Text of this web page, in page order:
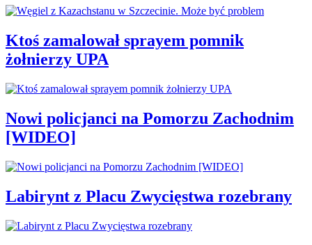
Ktoś zamalował sprayem pomnik
żołnierzy UPA
Nowi policjanci na Pomorzu Zachodnim
[WIDEO]
Labirynt z Placu Zwycięstwa rozebrany